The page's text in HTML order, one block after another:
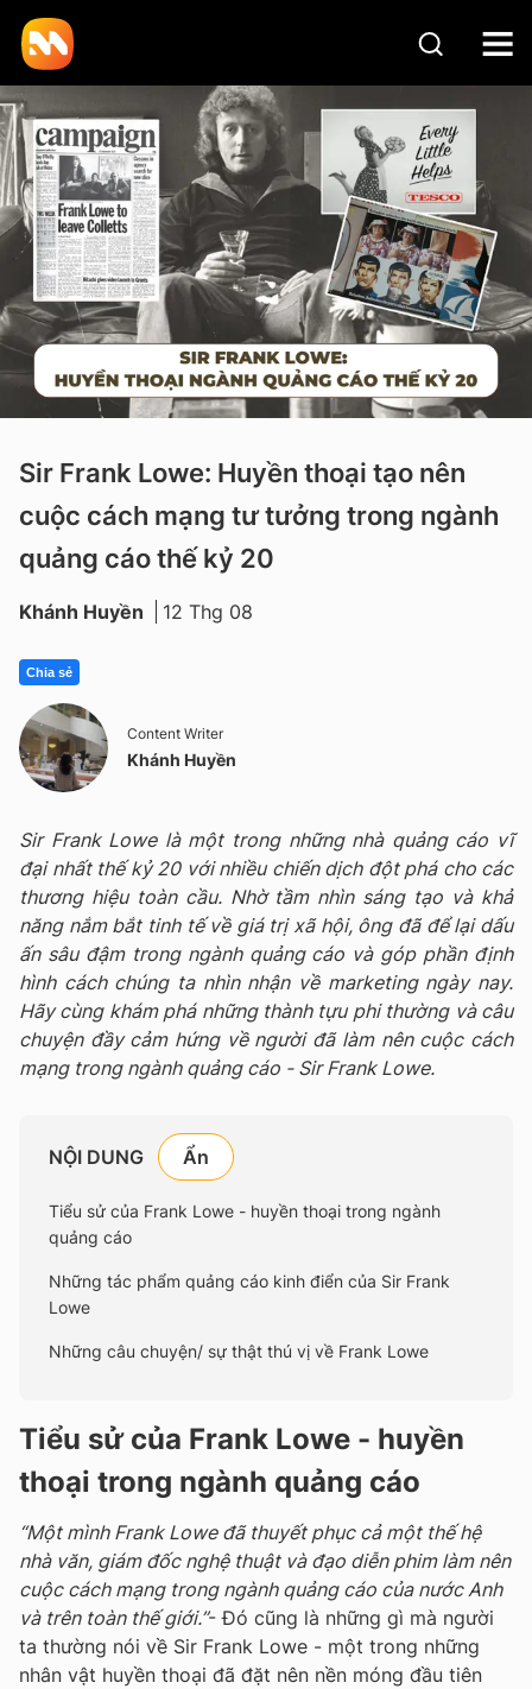
Sir Frank Lowe: Huyền thoại tạo nên
cuộc cách mạng tư tưởng trong ngành
quảng cáo thế kỷ 20
Khánh Huyền 12 Thg 08
Chia sẻ
Content Writer
Khánh Huyền
Sir Frank Lowe là một trong những nhà quảng cáo vĩ
đại nhất thế kỷ 20 với nhiều chiến dịch đột phá cho các
thương hiệu toàn cầu. Nhờ tầm nhìn sáng tạo và khả
năng nắm bắt tinh tế về giá trị xã hội, ông đã để lại dấu
ấn sâu đậm trong ngành quảng cáo và góp phần định
hình cách chúng ta nhìn nhận về marketing ngày nay.
Hãy cùng khám phá những thành tựu phi thường và câu
chuyện đầy cảm hứng về người đã làm nên cuộc cách
mạng trong ngành quảng cáo - Sir Frank Lowe.
NỘI DUNG
Tiểu sử của Frank Lowe - huyền thoại trong ngành
quảng cáo
Những tác phẩm quảng cáo kinh điển của Sir Frank
Lowe
Những câu chuyện/ sự thật thú vị về Frank Lowe
Tiểu sử của Frank Lowe - huyền
thoại trong ngành quảng cáo
“Một mình Frank Lowe đã thuyết phục cả một thế hệ
nhà văn, giám đốc nghệ thuật và đạo diễn phim làm nên
cuộc cách mạng trong ngành quảng cáo của nước Anh
và trên toàn thế giới.”- Đó cũng là những gì mà người
ta thường nói về Sir Frank Lowe - một trong những
nhân vật huyền thoại đã đặt nên nền móng đầu tiên